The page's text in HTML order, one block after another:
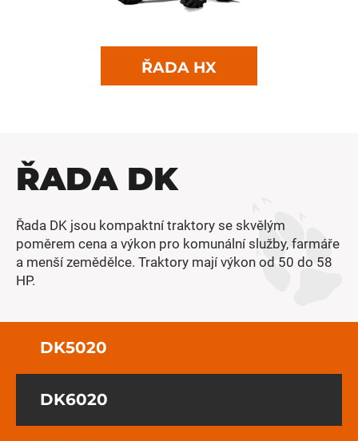
ŘADA HX
ŘADA DK
Řada DK jsou kompaktní traktory se skvělým
poměrem cena a výkon pro komunální služby, farmáře
a menší zemědělce. Traktory mají výkon od 50 do 58
HP.
DK5020
DK6020